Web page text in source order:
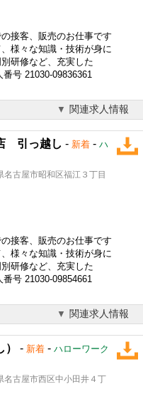
接客 、販売のお仕事です
様々な知識・技術が身に
研修など、充実した
号 21030-09836361
関連求人情報
引っ越し - 新着 - ハ
古屋市昭和区福江３丁目
接客 、販売のお仕事です
様々な知識・技術が身に
研修など、充実した
号 21030-09854661
関連求人情報
- 新着 - ハローワーク
古屋市西区中小田井４丁